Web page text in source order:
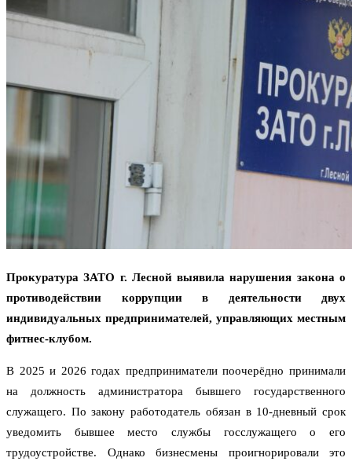
Прокуратура ЗАТО г. Лесной выявила нарушения закона о
противодействии коррупции в деятельности двух
индивидуальных предпринимателей, управляющих местным
фитнес-клубом.
В 2025 и 2026 годах предприниматели поочерёдно принимали
на должность администратора бывшего государственного
служащего. По закону работодатель обязан в 10-дневный срок
уведомить бывшее место службы госслужащего о его
трудоустройстве. Однако бизнесмены проигнорировали это